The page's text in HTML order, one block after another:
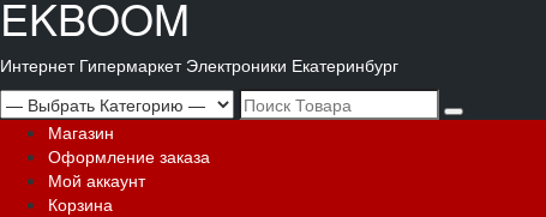
EKBOOM
Интернет Гипермаркет Электроники Екатеринбург
Search
for:
Основное
меню
Магазин
Оформление заказа
Мой аккаунт
Корзина